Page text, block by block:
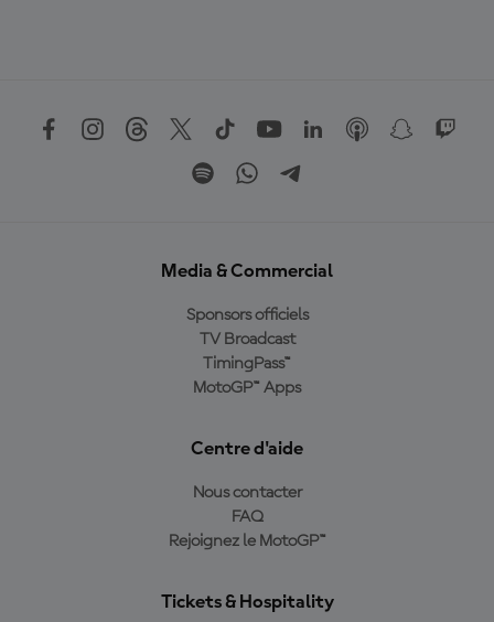
Media & Commercial
Sponsors officiels
TV Broadcast
TimingPass™
MotoGP™ Apps
Centre d'aide
Nous contacter
FAQ
Rejoignez le MotoGP™
Tickets & Hospitality